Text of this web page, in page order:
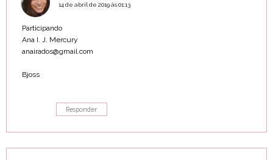
14 de abril de 2019 às 01:13
Participando
Ana I. J. Mercury
anairados@gmail.com
Bjoss
Responder